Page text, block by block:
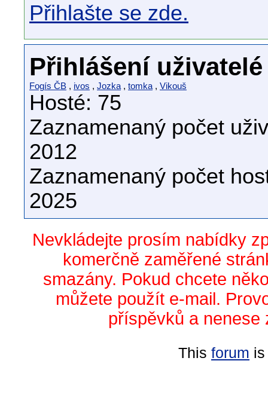
Přihlašte se zde.
Přihlášení uživatelé
Fogís ČB , ivos , Jozka, tomka, Vikouš
Hosté: 75
Zaznamenaný počet
2012
Zaznamenaný počet
2025
Nevkládejte prosím nabídky
komerčně zaměřené
smazány. Pokud chcete
můžete použít e-mail.
příspěvků a nenese
This forum